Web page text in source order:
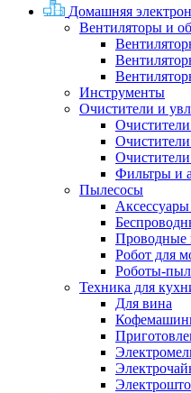
Домашняя
Вентиляторы и
Инструменты
Очистители и
Фильтры и
Пылесосы
Проводные
Робот для
Роботы-
Техника для
Для вина